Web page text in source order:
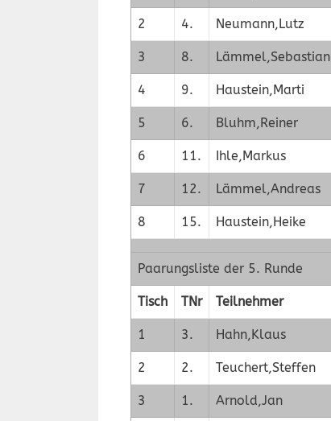
2 4. Neumann,Lutz
3 8. Lämmel,Sebastian
4 9. Haustein,Marti
5 6. Bluhm,Reiner
6 11. Ihle,Markus
7 12. Lämmel,Andreas
8 15. Haustein,Heike
Paarungsliste der 5. Runde
Tisch TNr Teilnehmer
1 3. Hahn,Klaus
2 2. Teuchert,Steffen
3 1. Arnold,Jan